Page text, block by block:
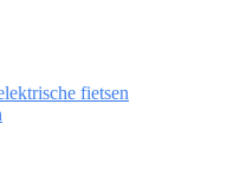
fietsen